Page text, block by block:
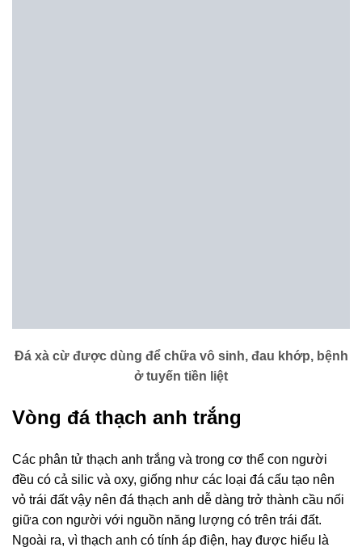
Đá xà cừ được dùng để chữa vô sinh, đau khớp, bệnh
ở tuyến tiền liệt
Vòng đá thạch anh trắng
Các phân tử thạch anh trắng và trong cơ thể con người
đều có cả silic và oxy, giống như các loại đá cấu tạo nên
vỏ trái đất vậy nên đá thạch anh dễ dàng trở thành cầu nối
giữa con người với nguồn năng lượng có trên trái đất.
Ngoài ra, vì thạch anh có tính áp điện, hay được hiểu là